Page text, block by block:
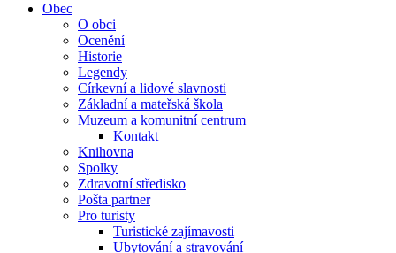
Obec
O obci
Ocenění
Historie
Legendy
Církevní a lidové slavnosti
Základní a mateřská škola
Muzeum a komunitní centrum
Kontakt
Knihovna
Spolky
Zdravotní středisko
Pošta partner
Pro turisty
Turistické zajímavosti
Ubytování a stravování